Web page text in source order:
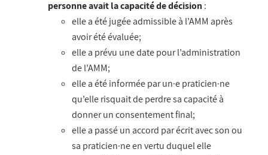
personne avait la capacité de décision :
elle a été jugée admissible à l’AMM après
avoir été évaluée;
elle a prévu une date pour l’administration
de l’AMM;
elle a été informée par un·e praticien·ne
qu’elle risquait de perdre sa capacité à
donner un consentement final;
elle a passé un accord par écrit avec son ou
sa praticien·ne en vertu duquel elle